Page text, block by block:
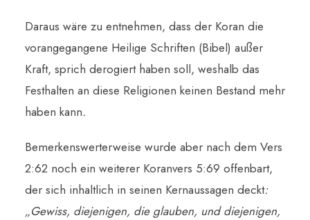
Daraus wäre zu entnehmen, dass der Koran die
vorangegangene Heilige Schriften (Bibel) außer
Kraft, sprich derogiert haben soll, weshalb das
Festhalten an diese Religionen keinen Bestand mehr
haben kann.
Bemerkenswerterweise wurde aber nach dem Vers
2:62 noch ein weiterer Koranvers 5:69 offenbart,
der sich inhaltlich in seinen Kernaussagen deckt:
„Gewiss, diejenigen, die glauben, und diejenigen,